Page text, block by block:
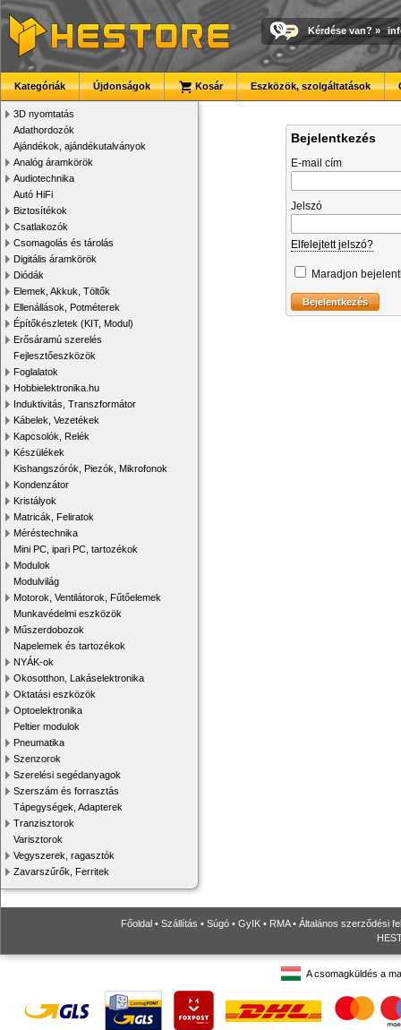
Kérdése van? »
Kategóriák Újdonságok Kosár Eszközök, szolgáltatások
3D nyomtatás
Adathordozók
Ajándékok, ajándékutalványok
Analóg áramkörök
Audiotechnika
Autó HiFi
Biztosítékok
Csatlakozók
Csomagolás és tárolás
Digitális áramkörök
Diódák
Elemek, Akkuk, Töltők
Ellenállások, Potméterek
Építőkészletek (KIT, Modul)
Erősáramú szerelés
Fejlesztőeszközök
Foglalatok
Hobbielektronika.hu
Induktivitás, Transzformátor
Kábelek, Vezetékek
Kapcsolók, Relék
Készülékek
Kishangszórók, Piezók, Mikrofonok
Kondenzátor
Kristályok
Matricák, Feliratok
Méréstechnika
Mini PC, ipari PC, tartozékok
Modulok
Modulvilág
Motorok, Ventilátorok, Fűtőelemek
Munkavédelmi eszközök
Műszerdobozok
Napelemek és tartozékok
NYÁK-ok
Okosotthon, Lakáselektronika
Oktatási eszközök
Optoelektronika
Peltier modulok
Pneumatika
Szenzorok
Szerelési segédanyagok
Szerszám és forrasztás
Tápegységek, Adapterek
Tranzisztorok
Varisztorok
Vegyszerek, ragasztók
Zavarszűrők, Ferritek
Bejelentkezés
E-mail cím
Jelszó
Elfelejtett jelszó?
Maradjon
Főoldal • Szállítás • Súgó • GyIK • RMA• Általános szerződési
A csomagküldés a